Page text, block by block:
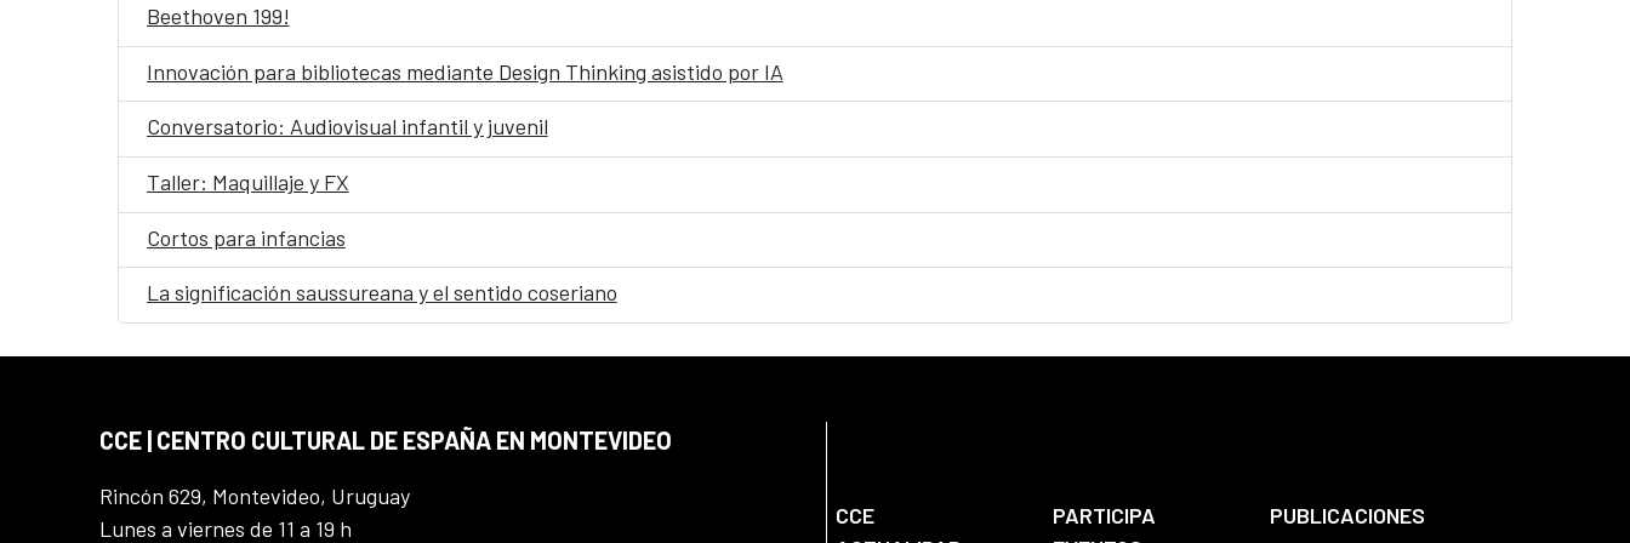
Beethoven 199!
Innovación para bibliotecas mediante Design Thinking asistido por IA
Conversatorio: Audiovisual infantil y juvenil
Taller: Maquillaje y FX
Cortos para infancias
La significación saussureana y el sentido coseriano
CCE | CENTRO CULTURAL DE ESPAÑA EN MONTEVIDEO
Rincón 629, Montevideo, Uruguay
Lunes a viernes de 11 a 19 h
CCE PARTICIPA
PUBLICACIONES